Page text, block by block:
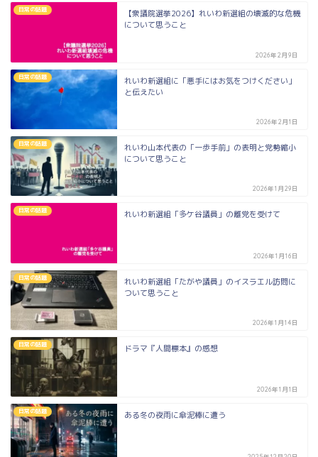
日常の話題
【衆議院選挙2026】れいわ新選組の壊滅的な危機
について思うこと
2026年2月9日
日常の話題
れいわ新選組に「悪手にはお気をつけください」
と伝えたい
2026年2月1日
日常の話題
れいわ山本代表の「一歩手前」の表明と党勢縮小
について思うこと
2026年1月29日
日常の話題 れいわ新選組「多ケ谷議員」の離党を受けて
2026年1月16日
日常の話題
れいわ新選組「たがや議員」のイスラエル訪問に
ついて思うこと
2026年1月14日
日常の話題 ドラマ『人間標本』の感想
2026年1月1日
日常の話題 ある冬の夜雨に傘泥棒に遭う